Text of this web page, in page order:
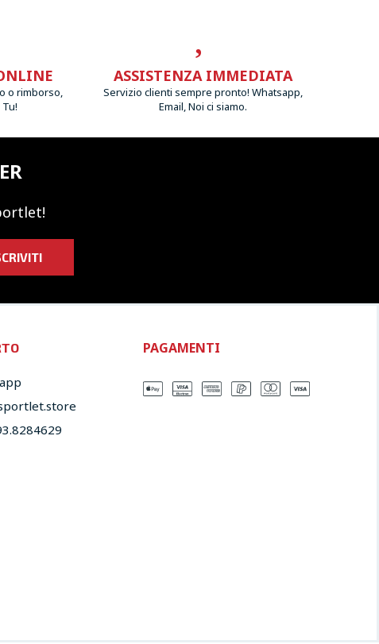
o rimborso,
ASSISTENZA IMMEDIATA
Servizio clienti sempre pronto! Whatsapp,
Email, Noi ci siamo.
PAGAMENTI